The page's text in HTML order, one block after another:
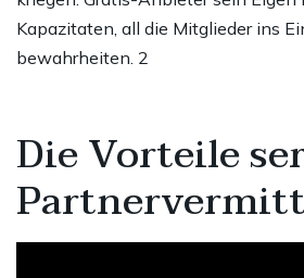
Kapazitaten, all die Mitglieder ins
bewahrheiten. 2
Die Vorteile